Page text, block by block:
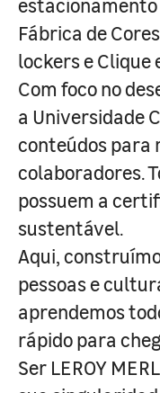
Fábrica de
lockers e Clique
Com foco no
a Universidade
conteúdos para
colaboradores.
possuem a
sustentável.
Aqui,
pessoas e
aprendemos
rápido para
Ser LEROY